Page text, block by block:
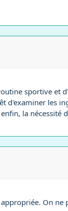
sportive et
les
la nécessité
On